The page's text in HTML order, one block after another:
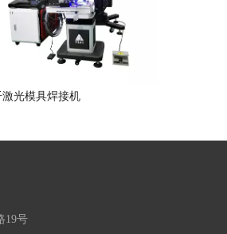
激光模具焊接机
19号